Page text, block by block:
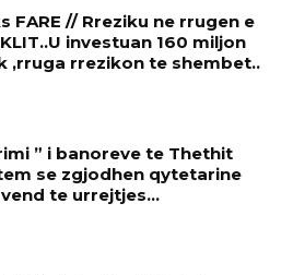
FARE // Rreziku ne rrugen e
investuan 160 miljon
,rruga rrezikon te shembet..
” i banoreve te Thethit
se zgjodhen qytetarine
vend te urrejtjes…